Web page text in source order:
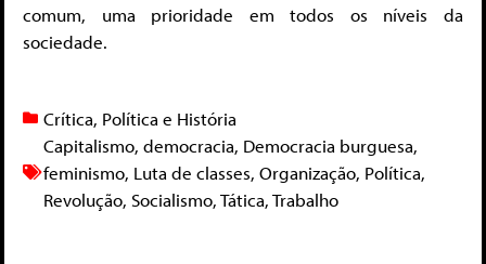
comum, uma prioridade em todos os níveis da
sociedade.
Crítica, Política e História
Capitalismo, democracia, Democracia burguesa,
feminismo, Luta de classes, Organização, Política,
Revolução, Socialismo,Tática,Trabalho